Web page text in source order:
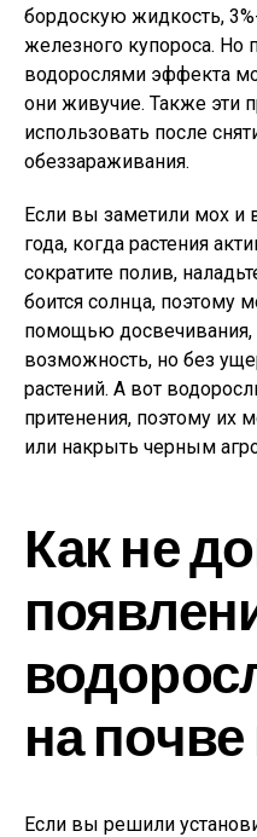
бордоскую жидкость,
железного купороса. Но
водорослями эффекта
они живучие. Также эти
использовать после
обеззараживания.
Если вы заметили мох и
года, когда растения
сократите полив,
боится солнца, поэтому
помощью досвечивания,
возможность, но без
растений. А вот
притенения, поэтому их
или накрыть черным
Как не
на
Если вы решили